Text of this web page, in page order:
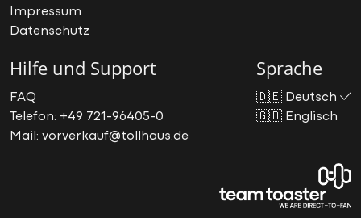
Impressum
Datenschutz
Hilfe und Support
FAQ
Telefon: +49 721-96405-0
Mail: vorverkauf@tollhaus.de
Sprache
🇩🇪 Deutsch
🇬🇧 Englisch